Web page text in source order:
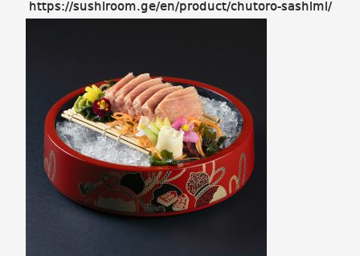
https://sushiroom.ge/en/product/chutoro-sashimi/